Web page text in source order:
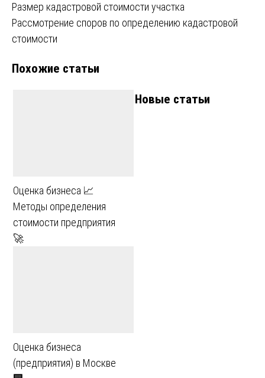
Навигация
по
Размер кадастровой стоимости участка
Рассмотрение споров по определению кадастровой
стоимости
Похожие статьи
Оценка бизнеса 📈
Методы определения
стоимости предприятия
🚀
Оценка бизнеса
(предприятия) в Москве
Новые статьи